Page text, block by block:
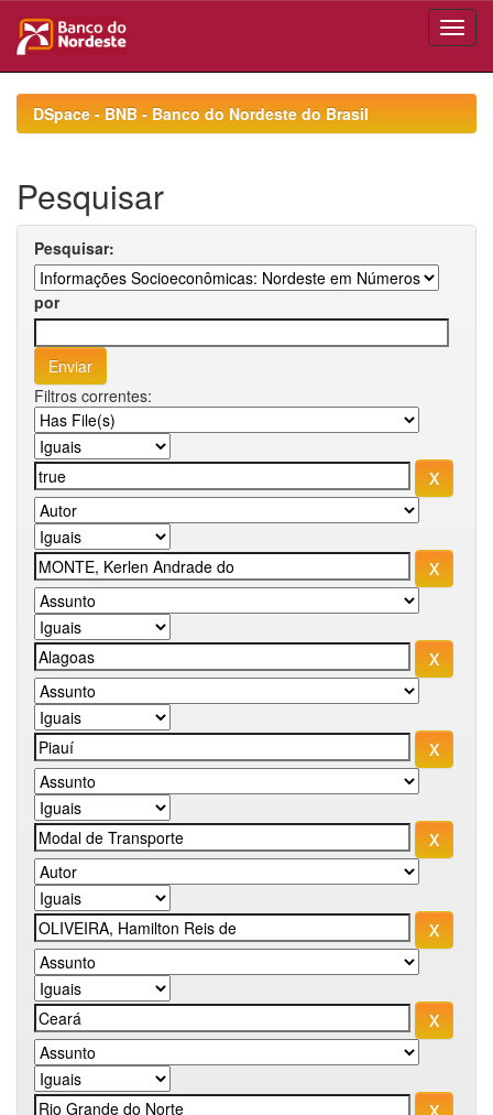
navigationDSpace - BNB - Banco do Nordeste do Brasil
Pesquisar
Pesquisar:
por
Filtros correntes: